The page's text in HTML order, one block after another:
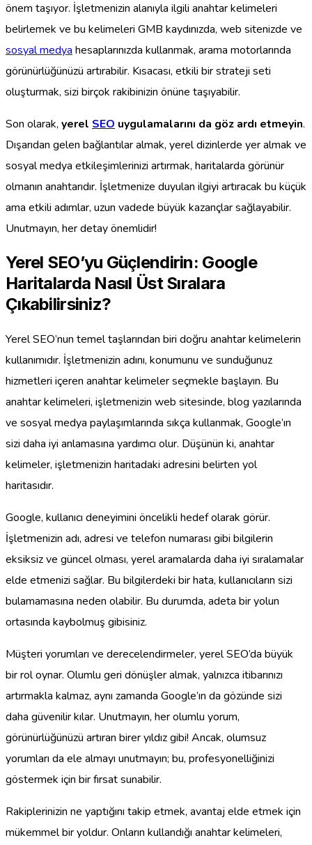
önem taşıyor. İşletmenizin alanıyla ilgili anahtar kelimeleri
belirlemek ve bu kelimeleri GMB kaydınızda, web sitenizde ve
sosyal medya hesaplarınızda kullanmak, arama motorlarında
görünürlüğünüzü artırabilir. Kısacası, etkili bir strateji seti
oluşturmak, sizi birçok rakibinizin önüne taşıyabilir.
Son olarak, yerel SEO uygulamalarını da göz ardı etmeyin.
Dışarıdan gelen bağlantılar almak, yerel dizinlerde yer almak ve
sosyal medya etkileşimlerinizi artırmak, haritalarda görünür
olmanın anahtarıdır. İşletmenize duyulan ilgiyi artıracak bu küçük
ama etkili adımlar, uzun vadede büyük kazançlar sağlayabilir.
Unutmayın, her detay önemlidir!
Yerel SEO’yu Güçlendirin: Google
Haritalarda Nasıl Üst Sıralara
Çıkabilirsiniz?
Yerel SEO’nun temel taşlarından biri doğru anahtar kelimelerin
kullanımıdır. İşletmenizin adını, konumunu ve sunduğunuz
hizmetleri içeren anahtar kelimeler seçmekle başlayın. Bu
anahtar kelimeleri, işletmenizin web sitesinde, blog yazılarında
ve sosyal medya paylaşımlarında sıkça kullanmak, Google’ın
sizi daha iyi anlamasına yardımcı olur. Düşünün ki, anahtar
kelimeler, işletmenizin haritadaki adresini belirten yol
haritasıdır.
Google, kullanıcı deneyimini öncelikli hedef olarak görür.
İşletmenizin adı, adresi ve telefon numarası gibi bilgilerin
eksiksiz ve güncel olması, yerel aramalarda daha iyi sıralamalar
elde etmenizi sağlar. Bu bilgilerdeki bir hata, kullanıcıların sizi
bulamamasına neden olabilir. Bu durumda, adeta bir yolun
ortasında kaybolmuş gibisiniz.
Müşteri yorumları ve derecelendirmeler, yerel SEO’da büyük
bir rol oynar. Olumlu geri dönüşler almak, yalnızca itibarınızı
artırmakla kalmaz, aynı zamanda Google’ın da gözünde sizi
daha güvenilir kılar. Unutmayın, her olumlu yorum,
görünürlüğünüzü artıran birer yıldız gibi! Ancak, olumsuz
yorumları da ele almayı unutmayın; bu, profesyonelliğinizi
göstermek için bir fırsat sunabilir.
Rakiplerinizin ne yaptığını takip etmek, avantaj elde etmek için
mükemmel bir yoldur. Onların kullandığı anahtar kelimeleri,